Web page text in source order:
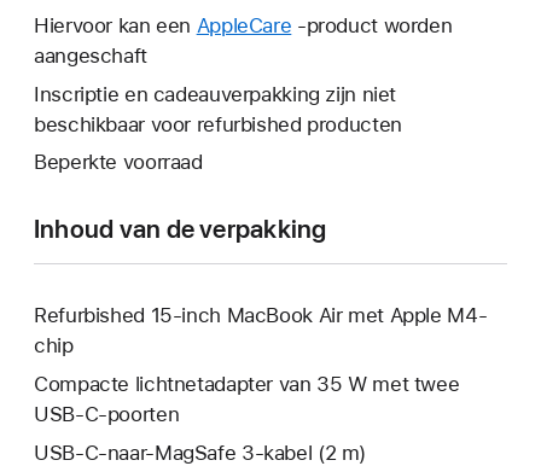
nieuw
venster
geopend.
wordt
nieuw
venster
geopend.
Hiervoor kan een AppleCare Hierdoor
er
een
-product worden
aangeschaft
Inscriptie en cadeauverpakking zijn niet
beschikbaar voor refurbished producten
Beperkte voorraad
Inhoud van de verpakking
Refurbished 15-inch MacBook Air met Apple M4-
chip
Compacte lichtnetadapter van 35 W met twee
USB‑C-poorten
USB‑C-naar-MagSafe 3-kabel (2 m)